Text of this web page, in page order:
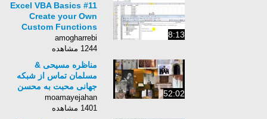
8:13
Excel VBA Basics #11
Create your Own
Custom Functions
with or without
Arguments
amogharrebi
1244 مشاهده
52:02
مناظره مسیحی &
مسلمان تماس از شبکه
جهانی محبت به محسن
مام قادری
moamayejahan
1401 مشاهده